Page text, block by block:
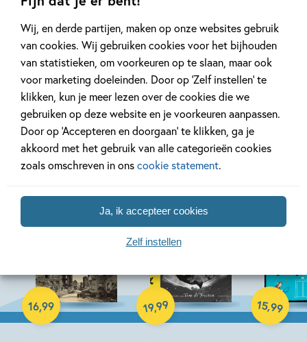
Wij, en derde partijen, maken op onze websites gebruik
van cookies. Wij gebruiken cookies voor het bijhouden
van statistieken, om voorkeuren op te slaan, maar ook
voor marketing doeleinden. Door op ‘Zelf instellen’ te
klikken, kun je meer lezen over de cookies die we
gebruiken op deze website en je voorkeuren aanpassen.
Door op ‘Accepteren en doorgaan’ te klikken, ga je
akkoord met het gebruik van alle categorieën cookies
zoals omschreven in onscookie statement.
Ja, ik accepteer cookies
Zelf instellen
Bekijk alle artikelen
Bekijk ook eens
16,99 19,99
Hardcover
15,99
Hardcover